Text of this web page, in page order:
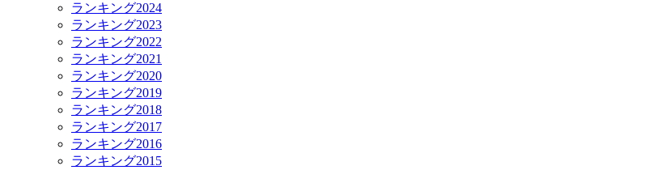
ランキング2024
ランキング2023
ランキング2022
ランキング2021
ランキング2020
ランキング2019
ランキング2018
ランキング2017
ランキング2016
ランキング2015